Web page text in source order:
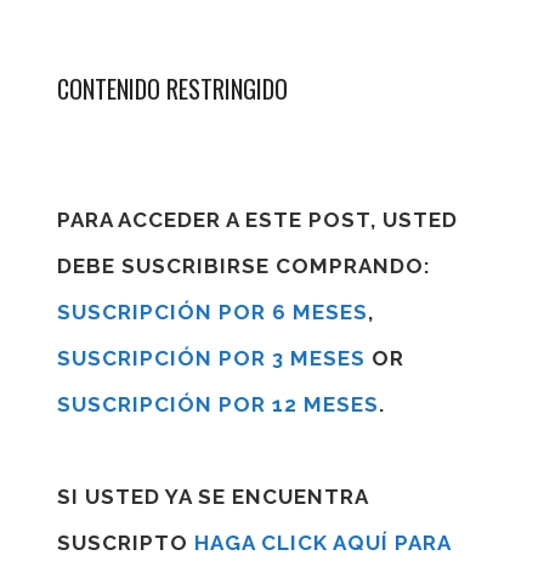
CONTENIDO RESTRINGIDO
PARA ACCEDER A ESTE POST, USTED
DEBE SUSCRIBIRSE COMPRANDO:
SUSCRIPCIÓN POR 6 MESES,
SUSCRIPCIÓN POR 3 MESES OR
SUSCRIPCIÓN POR 12 MESES.
SI USTED YA SE ENCUENTRA
SUSCRIPTO HAGA CLICK AQUÍ PARA